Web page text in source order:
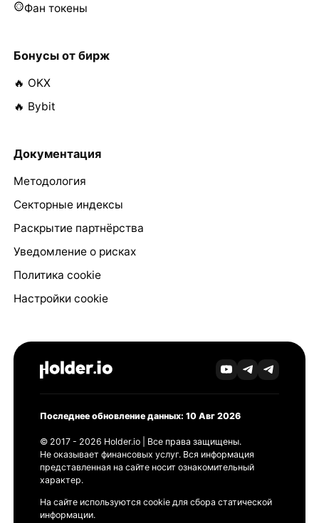
Фан токены
Бонусы от бирж
🔥 OKX
🔥 Bybit
Документация
Методология
Секторные индексы
Раскрытие партнёрства
Уведомление о рисках
Политика cookie
Настройки cookie
Последнее обновление данных: 10 Авг 2026
© 2017 - 2026 Holder.io | Все права защищены.
Не оказывает финансовых услуг. Вся информация
представленная на сайте носит ознакомительный
характер.
На сайте используются cookie для сбора статической
информации.